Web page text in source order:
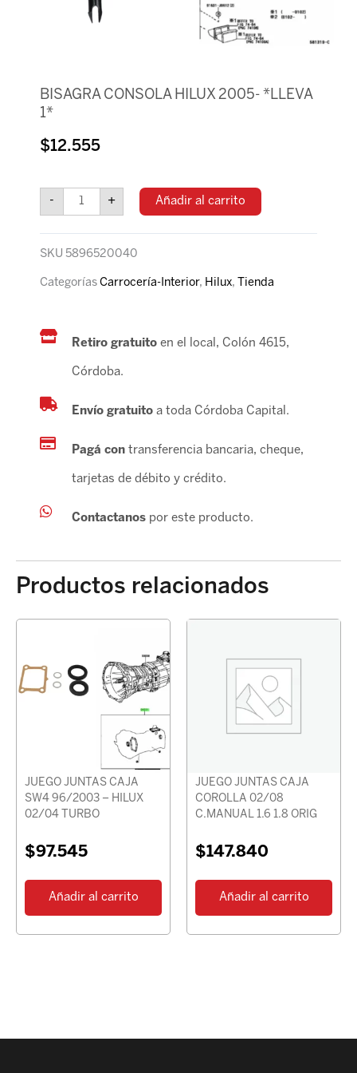
BISAGRA CONSOLA HILUX 2005- *LLEVA
1*
$12.555
-
CONSOLA
HILUX
*LLEVA
1*
cantidad
+ Añadir al carrito
SKU 5896520040
Categorías Carrocería-Interior, Hilux, Tienda
Retiro gratuito en el local, Colón 4615,
Córdoba.
Envío gratuitoa toda Córdoba Capital.
Pagá contransferencia bancaria, cheque,
tarjetas de débito y crédito.
Contactanospor este producto.
Productos relacionados
JUEGO JUNTAS CAJA
SW4 96/2003 – HILUX
02/04 TURBO
$97.545
Añadir al carrito
JUEGO JUNTAS CAJA
COROLLA 02/08
C.MANUAL 1.6 1.8 ORIG
$147.840
Añadir al carrito